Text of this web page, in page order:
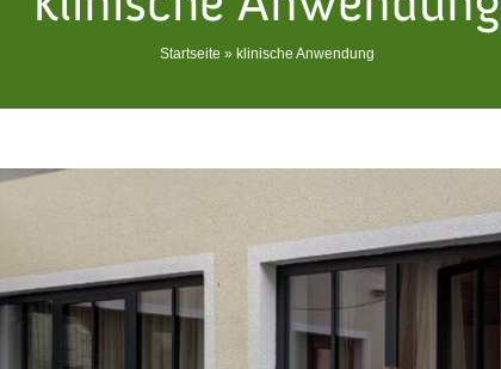
Startseite » klinische Anwendung